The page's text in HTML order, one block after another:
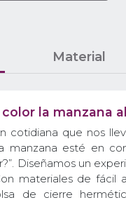
Material
la manzana
cotidiana que nos
manzana esté en
Diseñamos un
materiales de fácil
de cierre